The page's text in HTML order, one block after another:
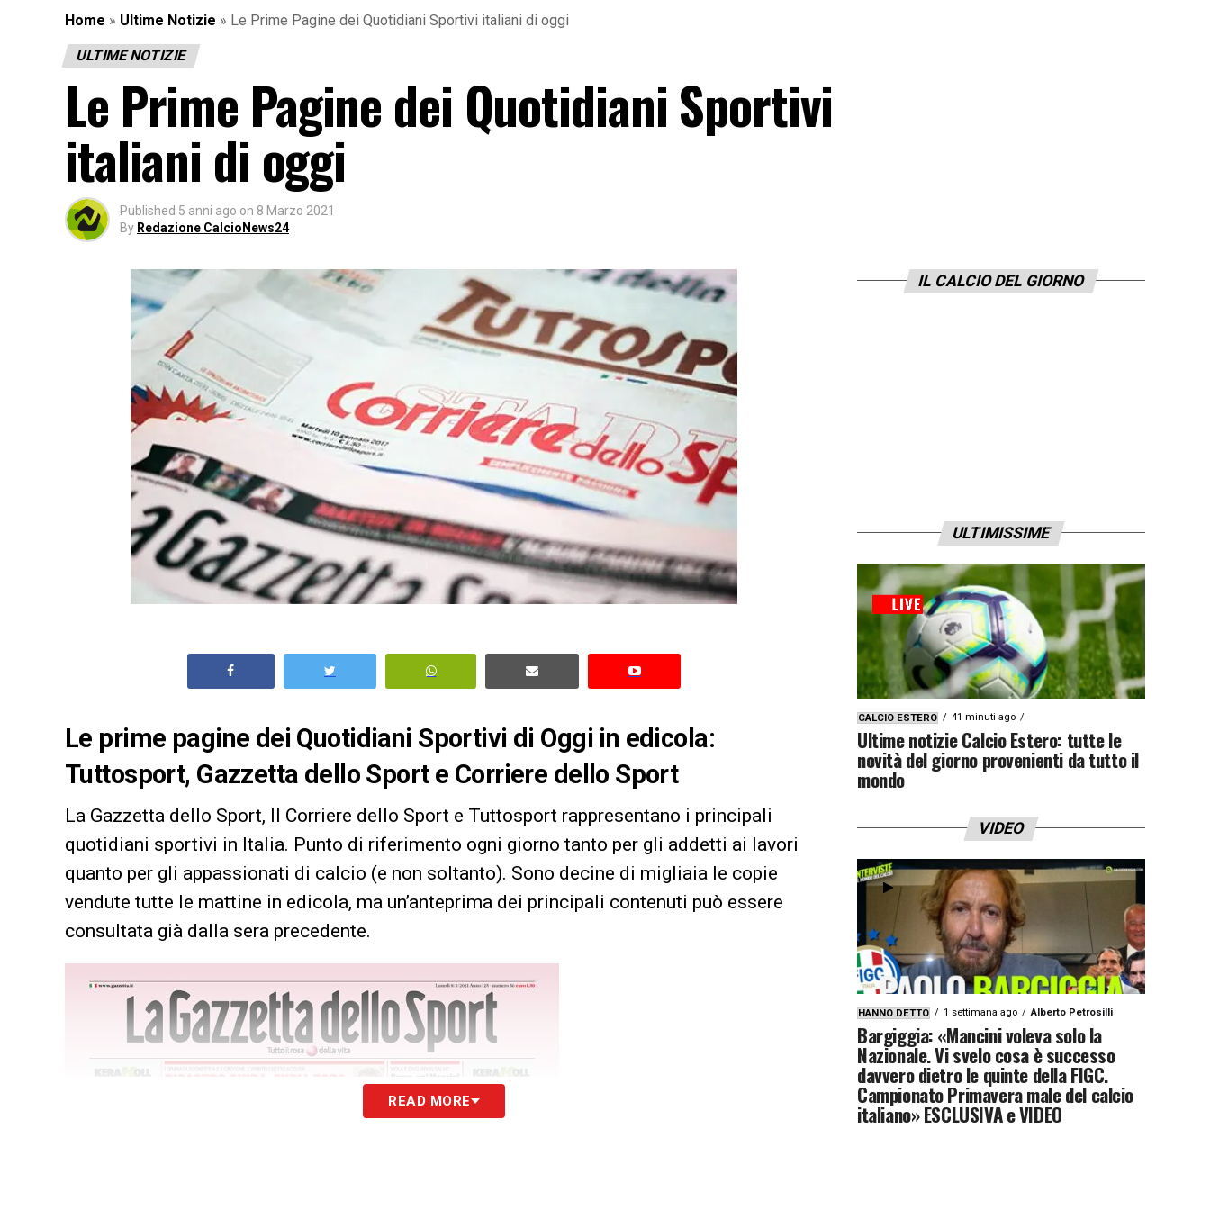
Home » Ultime Notizie » Le Prime Pagine dei Quotidiani Sportivi italiani di oggi
ULTIME NOTIZIE
Le Prime Pagine dei Quotidiani Sportivi
italiani di oggi
Published 5 anni ago on 8 Marzo 2021
By Redazione CalcioNews24
Le prime pagine dei Quotidiani Sportivi di Oggi in edicola:
Tuttosport, Gazzetta dello Sport e Corriere dello Sport
La Gazzetta dello Sport, Il Corriere dello Sport e Tuttosport rappresentano i principali
quotidiani sportivi in Italia. Punto di riferimento ogni giorno tanto per gli addetti ai lavori
quanto per gli appassionati di calcio (e non soltanto). Sono decine di migliaia le copie
vendute tutte le mattine in edicola, ma un’anteprima dei principali contenuti può essere
consultata già dalla sera precedente.
READ MORE
IL CALCIO DEL GIORNO
ULTIMISSIME
CALCIO ESTERO 41 minuti ago
Ultime notizie Calcio Estero: tutte le
novità del giorno provenienti da tutto il
mondo
VIDEO
HANNO DETTO 1 settimana ago Alberto Petrosilli
Bargiggia: «Mancini voleva solo la
Nazionale. Vi svelo cosa è successo
davvero dietro le quinte della FIGC.
Campionato Primavera male del calcio
italiano» ESCLUSIVA e VIDEO